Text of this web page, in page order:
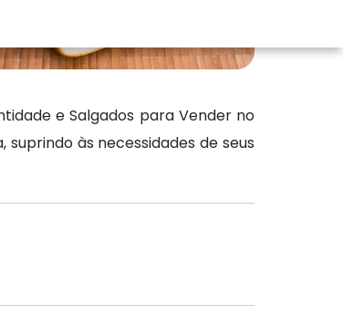
e Salgados para Vender no
às necessidades de seus